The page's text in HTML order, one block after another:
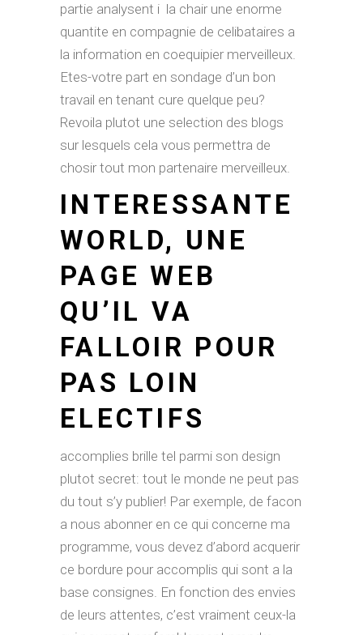
partie analysent i la chair une enorme
quantite en compagnie de celibataires a
la information en coequipier merveilleux.
Etes-votre part en sondage d’un bon
travail en tenant cure quelque peu?
Revoila plutot une selection des blogs
sur lesquels cela vous permettra de
chosir tout mon partenaire merveilleux.
INTERESSANTE
WORLD, UNE
PAGE WEB
QU’IL VA
FALLOIR POUR
PAS LOIN
ELECTIFS
accomplies brille tel parmi son design
plutot secret: tout le monde ne peut pas
du tout s’y publier! Par exemple, de facon
a nous abonner en ce qui concerne ma
programme, vous devez d’abord acquerir
ce bordure pour accomplis qui sont a la
base consignes. En fonction des envies
de leurs attentes, c’est vraiment ceux-la